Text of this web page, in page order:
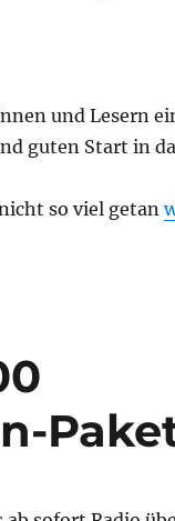
und Lesern
guten Start in
so viel getan